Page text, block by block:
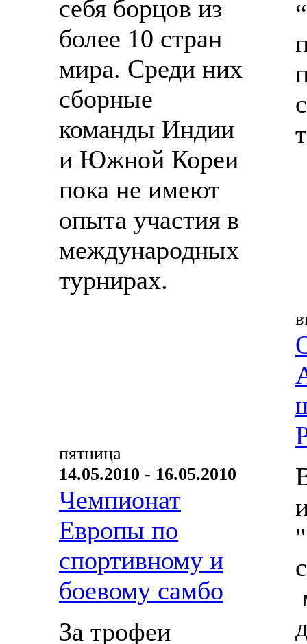
себя борцов из
более 10 стран
мира. Среди них
сборные
команды Индии
и Южной Кореи
пока не имеют
опыта участия в
международных
турнирах.
пятница
14.05.2010 - 16.05.2010
Чемпионат
Европы по
спортивному и
боевому самбо
За трофеи